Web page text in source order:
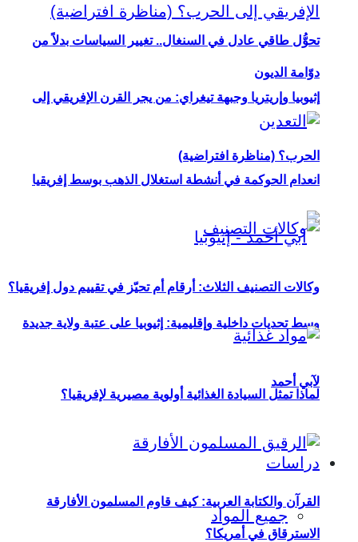
إثيوبيا وإريتريا وجبهة تيغراي: من يجر القرن الإفريقي إلى
الحرب؟ (مناظرة افتراضية)
وسط تحديات داخلية وإقليمية: إثيوبيا على عتبة ولاية جديدة
لآبي أحمد
دراسات
جميع المواد
تحوُّل طاقي عادل في السنغال.. تغيير السياسات بدلاً من
دوّامة الديون
انعدام الحوكمة في أنشطة استغلال الذهب بوسط إفريقيا
وكالات التصنيف الثلاث: أرقام أم تحيّز في تقييم دول إفريقيا؟
لماذا تمثل السيادة الغذائية أولوية مصيرية لإفريقيا؟
القرآن والكتابة العربية: كيف قاوم المسلمون الأفارقة
الاسترقاق في أمريكا؟